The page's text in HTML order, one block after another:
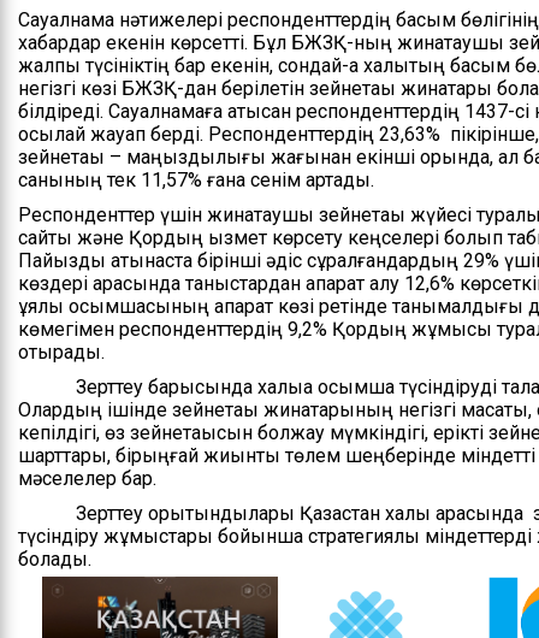
Сауалнама нәтижелері респонденттердің басым
хабардар екенін көрсетті. Бұл БЖЗҚ-ның жинақтаушы
жалпы түсініктің бар екенін, сондай-ақ халықтың басым
негізгі көзі БЖЗҚ-дан берілетін зейнетақы жинақтары
білдіреді. Сауалнамаға қатысқан респонденттердің
осылай жауап берді. Респонденттердің 23,63%
зейнетақы – маңыздылығы жағынан екінші орында, ал
санының тек 11,57% ғана сенім артады.
Респонденттер үшін жинақтаушы зейнетақы жүйесі
сайты және Қордың қызмет көрсету кеңселері болып
Пайыздық қатынаста бірінші әдіс сұралғандардың 29%
көздері арасында таныстардан ақпарат алу 12,6%
ұялы қосымшасының ақпарат көзі ретінде танымалдығы
көмегімен респонденттердің 9,2% Қордың жұмысы
отырады.
Зерттеу барысында халыққа қосымша түсіндіруді
Олардың ішінде зейнетақы жинақтарының негізгі
кепілдігі, өз зейнетақысын болжау мүмкіндігі, ерікті
шарттары, бірыңғай жиынтық төлем шеңберінде
мәселелер бар.
Зерттеу қорытындылары Қазақстан халқы арасында
түсіндіру жұмыстары бойынша стратегиялық
болады.